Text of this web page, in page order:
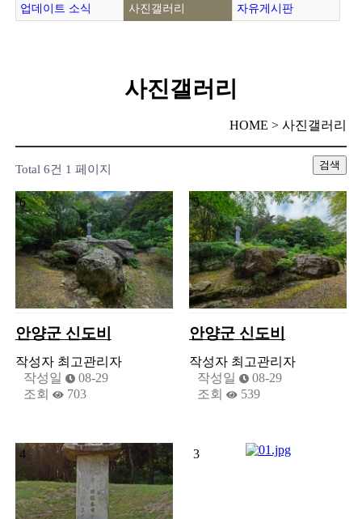
업데이트 소식
사진갤러리 자유게시판
사진갤러리
HOME > 사진갤러리
Total 6건 1 페이지 검색
6
안양군 신도비
작성자 최고관리자
작성일
08-29
조회
703
5
안양군 신도비
작성자 최고관리자
작성일
08-29
조회
539
4 3